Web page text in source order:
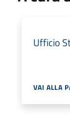
Ufficio
VAI ALLA